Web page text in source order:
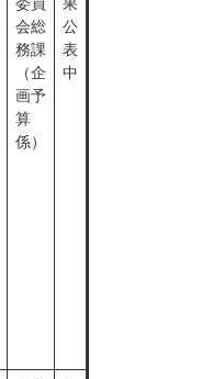
会総
務課
（企
画予
算
係）
公
表
中